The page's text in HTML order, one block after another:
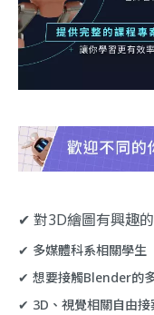
✔ 對3D繪圖有興趣
✔ 多媒體科系相關學生
✔ 想要接觸Blender的
✔ 3D、視覺相關自由接